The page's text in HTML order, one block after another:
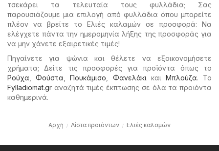
τσεκάρει τα τελευταία τους φυλλάδια; Σας
παρουσιάζουμε μια επιλογή από φυλλάδια όπου μπορείτε
πλέον να βρείτε το Ελιές καλαμών σε προσφορά: Να
ελέγχετε πάντα την ημερομηνία λήξης της προσφοράς για
να μην χάνετε εξαιρετικές τιμές!
Πηγαίνετε για ψώνια και θέλετε να εξοικονομήσετε
χρήματα; Δείτε τις προσφορές για προϊόντα όπως το
Ρούχα ,Φούστα ,Πουκάμισο Φανελάκι και Μπλούζα. Το
Fylladiomat.gr αναζητά τιμές έκπτωσης σε όλα τα προϊόντα
καθημερινά.
Αρχή Λίστα προϊόντων Ελιές καλαμών